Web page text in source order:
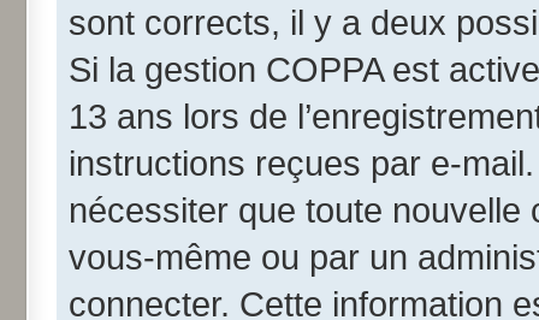
sont corrects, il y a deux
Si la gestion COPPA est
13 ans lors de
instructions reçues par e-
nécessiter que toute
vous-même ou par un
connecter. Cette information